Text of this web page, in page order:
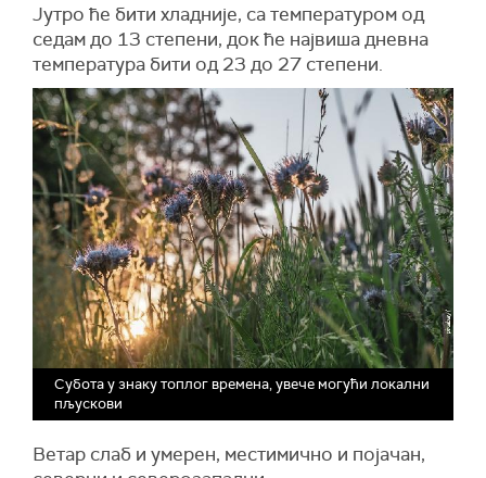
Јутро ће бити хладније, са температуром од
седам до 13 степени, док ће највиша дневна
температура бити од 23 до 27 степени.
Субота у знаку топлог времена, увече могући локални
пљускови
Ветар слаб и умерен, местимично и појачан,